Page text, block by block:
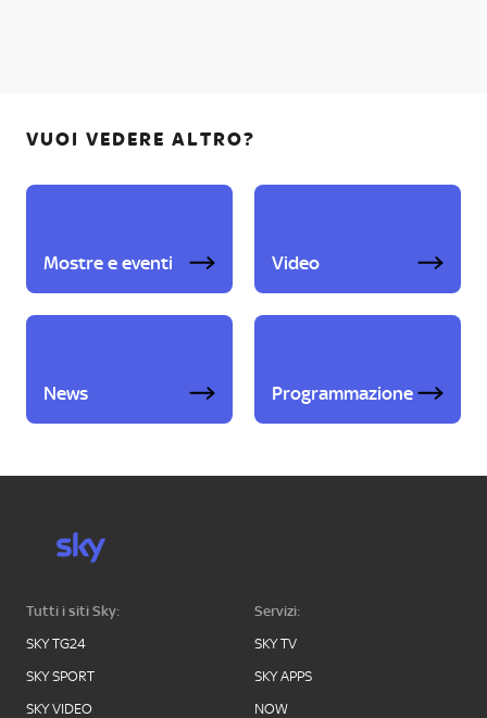
VUOI VEDERE ALTRO?
Mostre e eventi Video
News Programmazione
Tutti i siti Sky:
SKY TG24
SKY SPORT
SKY VIDEO
Servizi:
SKY TV
SKY APPS
NOW